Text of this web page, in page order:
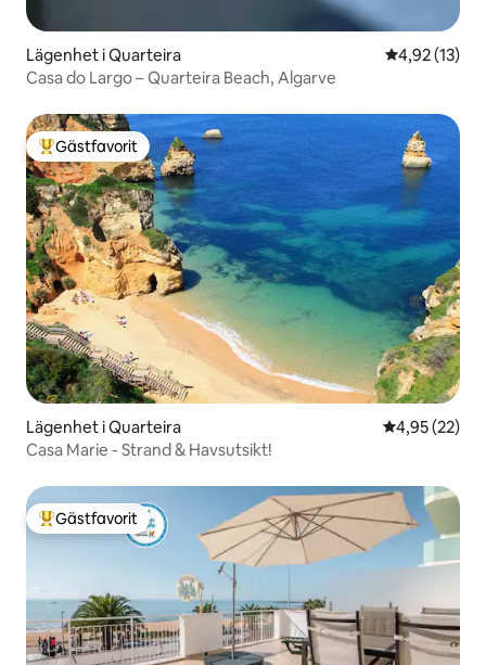
Lägenhet i Quarteira 4,92 av 5 i
4,92 (13)
Casa do Largo – Quarteira Beach, Algarve
Populär gästfavorit
Gästfavorit
Lägenhet i Quarteira 4,95 av 5 i
4,95 (22)
Casa Marie - Strand & Havsutsikt!
Populär gästfavorit
Gästfavorit